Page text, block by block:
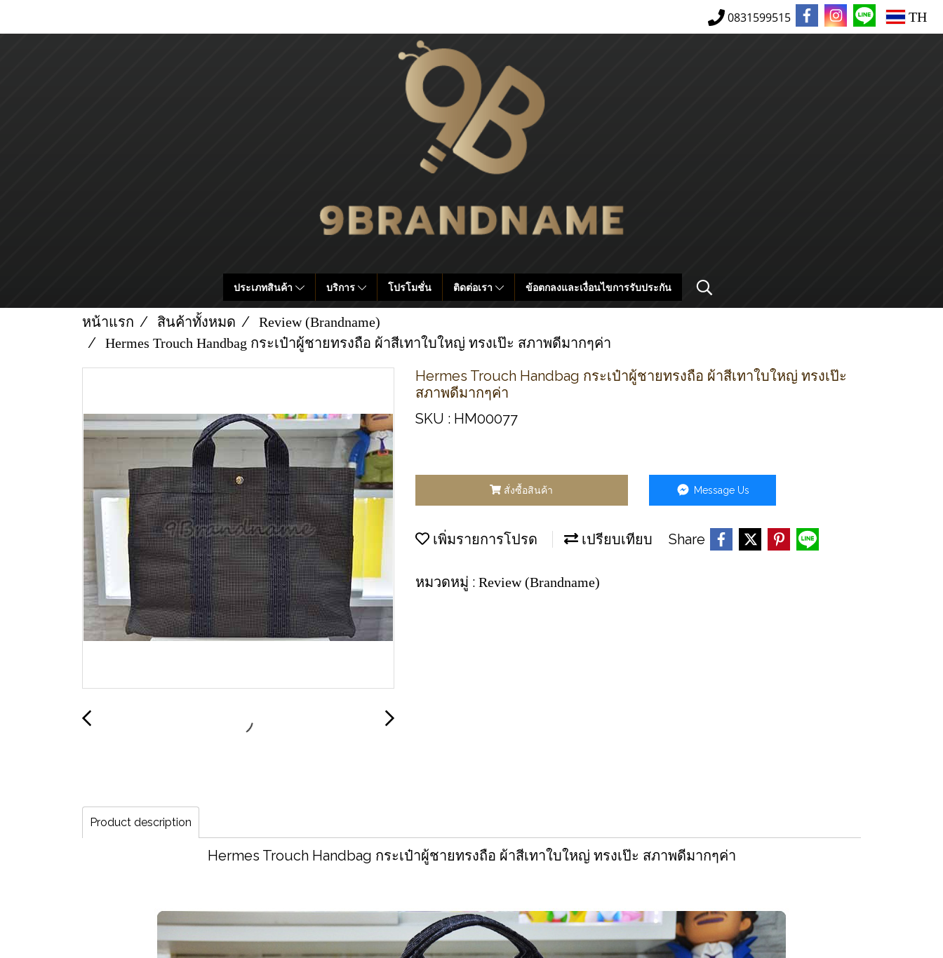
0831599515 TH
ประเภทสินค้า บริการ โปรโมชั่น ติดต่อเรา ข้อตกลงและเงื่อนไขการรับประกัน
หน้าแรก สินค้าทั้งหมด
Review (Brandname)
Hermes Trouch Handbag กระเป๋าผู้ชายทรงถือ ผ้าสีเทาใบใหญ่ ทรงเป๊ะ สภาพดีมากๆค่า
Hermes Trouch Handbag กระเป๋าผู้ชายทรงถือ ผ้าสีเทาใบใหญ่ ทรงเป๊ะ
สภาพดีมากๆค่า
SKU : HM00077
สั่งซื้อสินค้า Message Us
เพิ่มรายการโปรด เปรียบเทียบ Share
หมวดหมู่ : Review (Brandname)
Product description
Hermes Trouch Handbag กระเป๋าผู้ชายทรงถือ ผ้าสีเทาใบใหญ่ ทรงเป๊ะ สภาพดีมากๆค่า